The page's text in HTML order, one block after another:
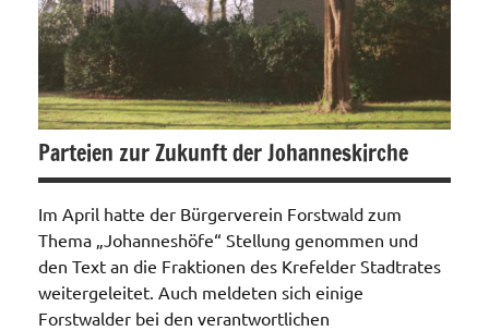
Parteien zur Zukunft der Johanneskirche
Im April hatte der Bürgerverein Forstwald zum
Thema „Johanneshöfe“ Stellung genommen und
den Text an die Fraktionen des Krefelder Stadtrates
weitergeleitet. Auch meldeten sich einige
Forstwalder bei den verantwortlichen